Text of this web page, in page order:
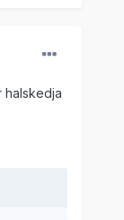
halskedja